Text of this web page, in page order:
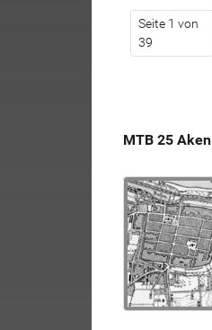
Seite 1 von
39
MTB 25 Aken